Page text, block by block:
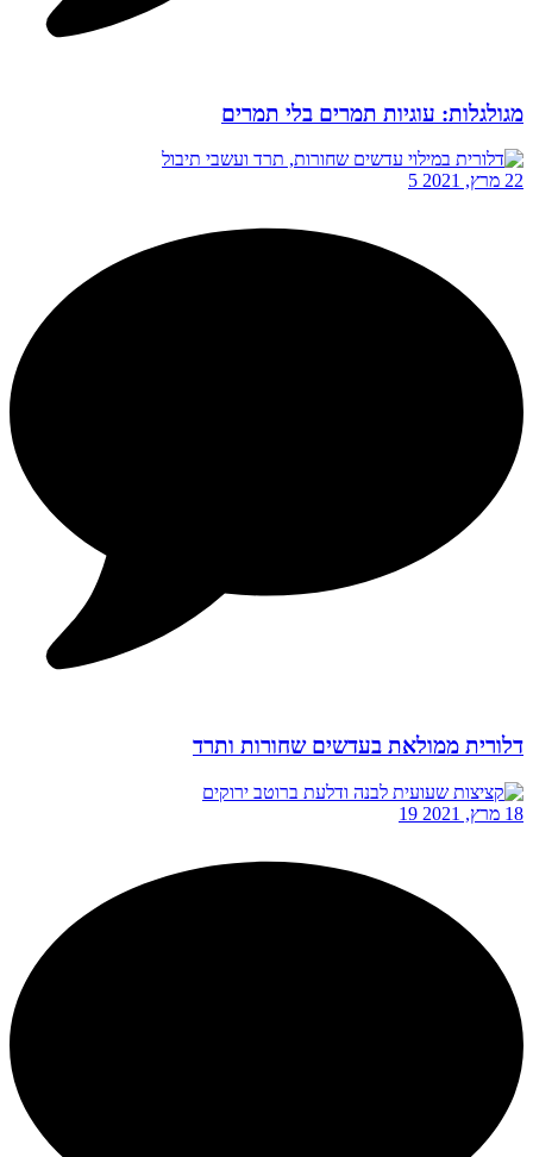
מגולגלות: עוגיות תמרים בלי תמרים
22 מרץ, 2021 5
דלורית ממולאת בעדשים שחורות ותרד
18 מרץ, 2021 19